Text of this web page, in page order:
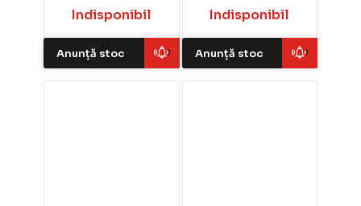
Indisponibil
Anunță stoc
Indisponibil
Anunță stoc